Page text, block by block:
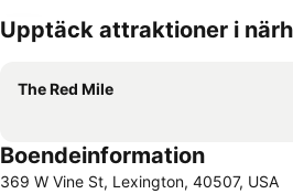
Förstora kartan
Upptäck attraktioner i
The Red Mile
Boendeinformation
369 W Vine St, Lexington, 40507, USA